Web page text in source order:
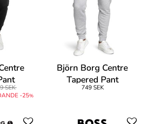
SEK
-25%
Björn Borg Centre
Tapered Pant
749 SEK